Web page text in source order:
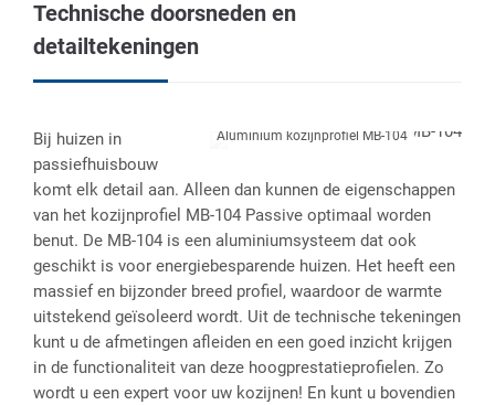
Technische doorsneden en
detailtekeningen
Aluminium kozijnprofiel MB-104
Bij huizen in
passiefhuisbouw
komt elk detail aan. Alleen dan kunnen de eigenschappen
van het kozijnprofiel MB-104 Passive optimaal worden
benut. De MB-104 is een aluminiumsysteem dat ook
geschikt is voor energiebesparende huizen. Het heeft een
massief en bijzonder breed profiel, waardoor de warmte
uitstekend geïsoleerd wordt. Uit de technische tekeningen
kunt u de afmetingen afleiden en een goed inzicht krijgen
in de functionaliteit van deze hoogprestatieprofielen. Zo
wordt u een expert voor uw kozijnen! En kunt u bovendien